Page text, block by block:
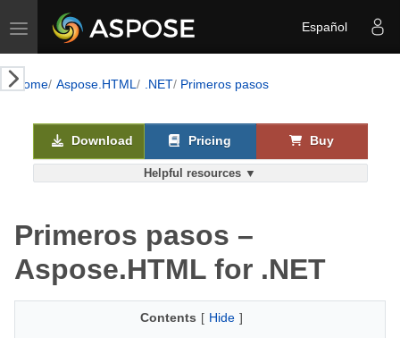
Toggle navigation Español
AIHome Aspose.HTML .NET Primeros pasos
Helpful resources ▼
Download Pricing Buy
Primeros pasos –
Aspose.HTML for .NET
Contents [ Hide ]